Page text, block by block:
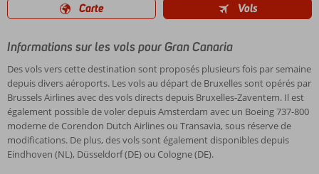
Carte Vols
Informations sur les vols pour Gran Canaria
Des vols vers cette destination sont proposés plusieurs fois par semaine
depuis divers aéroports. Les vols au départ de Bruxelles sont opérés par
Brussels Airlines avec des vols directs depuis Bruxelles-Zaventem. Il est
également possible de voler depuis Amsterdam avec un Boeing 737-800
moderne de Corendon Dutch Airlines ou Transavia, sous réserve de
modifications. De plus, des vols sont également disponibles depuis
Eindhoven (NL), Düsseldorf (DE) ou Cologne (DE).